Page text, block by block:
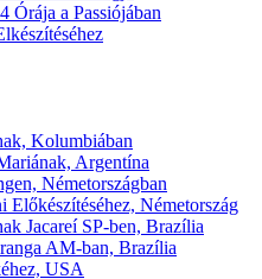
Órája a Passiójában
Kolumbiában
Argentína
Németországban
Németország
Jacareí SP-ben, Brazília
AM-ban, Brazília
USA